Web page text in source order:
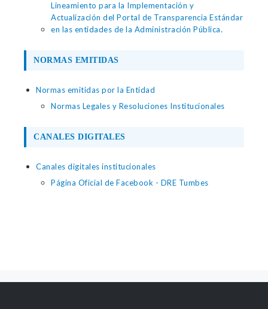
Lineamiento para la Implementación y
Actualización del Portal de Transparencia Estándar
en las entidades de la Administración Pública.
NORMAS EMITIDAS
Normas emitidas por la Entidad
Normas Legales y Resoluciones Institucionales
CANALES DIGITALES
Canales digitales institucionales
Página Oficial de Facebook - DRE Tumbes